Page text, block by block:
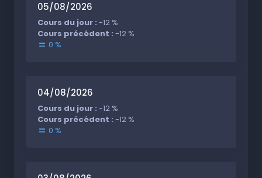
05/08/2026
Cours du jour : -12 %
Cours précédent : -12 %
0 %
04/08/2026
Cours du jour : -12 %
Cours précédent : -12 %
0 %